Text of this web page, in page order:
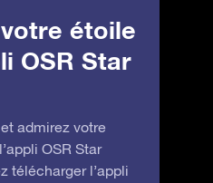
étoile
OSR Star
admirez votre
OSR Star
télécharger l’appli